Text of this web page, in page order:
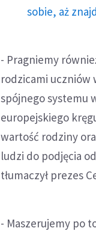
sobie, aż
- Pragniemy
rodzicami uczniów
spójnego systemu
europejskiego
wartość rodziny
ludzi do podjęcia
tłumaczył prezes
- Maszerujemy po